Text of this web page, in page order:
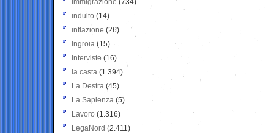
Immigrazione (734)
indulto (14)
inflazione (26)
Ingroia (15)
Interviste (16)
la casta (1.394)
La Destra (45)
La Sapienza (5)
Lavoro (1.316)
LegaNord (2.411)